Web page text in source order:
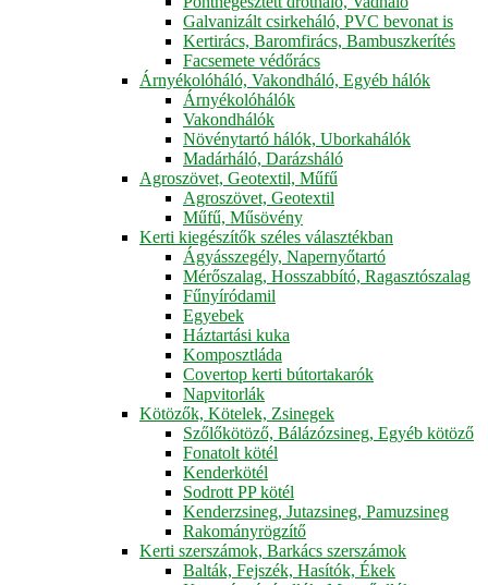
Galvanizált csirkeháló, PVC bevonat is
Kertirács, Baromfirács, Bambuszkerítés
Facsemete védőrács
Árnyékolóháló, Vakondháló, Egyéb hálók
Árnyékolóhálók
Vakondhálók
Növénytartó hálók, Uborkahálók
Madárháló, Darázsháló
Agroszövet, Geotextil, Műfű
Agroszövet, Geotextil
Műfű, Műsövény
Kerti kiegészítők széles választékban
Ágyásszegély, Napernyőtartó
Mérőszalag, Hosszabbító, Ragasztószalag
Fűnyíródamil
Egyebek
Háztartási kuka
Komposztláda
Covertop kerti bútortakarók
Napvitorlák
Kötözők, Kötelek, Zsinegek
Szőlőkötöző, Bálázózsineg, Egyéb kötöző
Fonatolt kötél
Kenderkötél
Sodrott PP kötél
Kenderzsineg, Jutazsineg, Pamuzsineg
Rakományrögzítő
Kerti szerszámok, Barkács szerszámok
Balták, Fejszék, Hasítók, Ékek